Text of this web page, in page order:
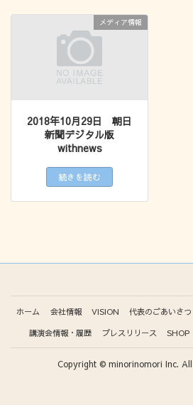
メディア情報
2018年10月29日 朝日
新聞デジタル版
withnews
続きを読む
ホーム 会社情報 VISION 代表のごあいさつ
講演会情報・履歴
プレスリリース SHOP
Copyright © minorinomori Inc. All